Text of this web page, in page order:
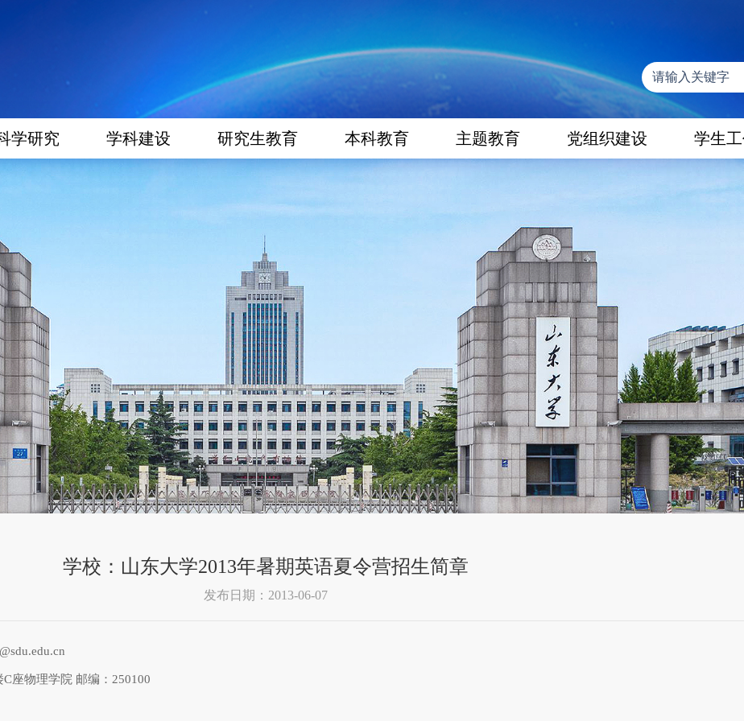
学研究 学科建设 研究生教育 本科教育 主题教育 党组织建设 学生
学校：山东大学2013年暑期英语夏令营招生简章
发布日期：2013-06-07
座物理学院 邮编：250100